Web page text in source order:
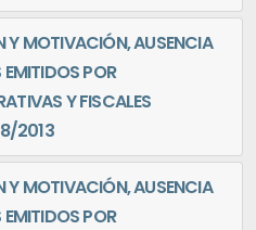
Y MOTIVACIÓN, AUSENCIA
POR
Y FISCALES
2013
Y MOTIVACIÓN, AUSENCIA
POR